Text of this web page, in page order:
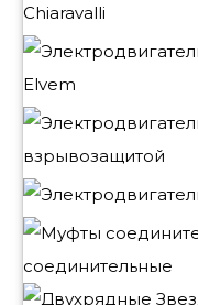
Chiaravalli
Elvem
взрывозащитой
соединительные